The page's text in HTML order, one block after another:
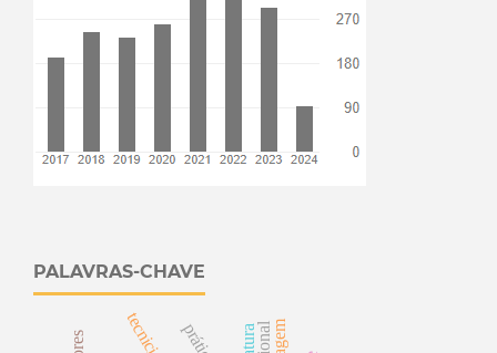
PALAVRAS-CHAVE